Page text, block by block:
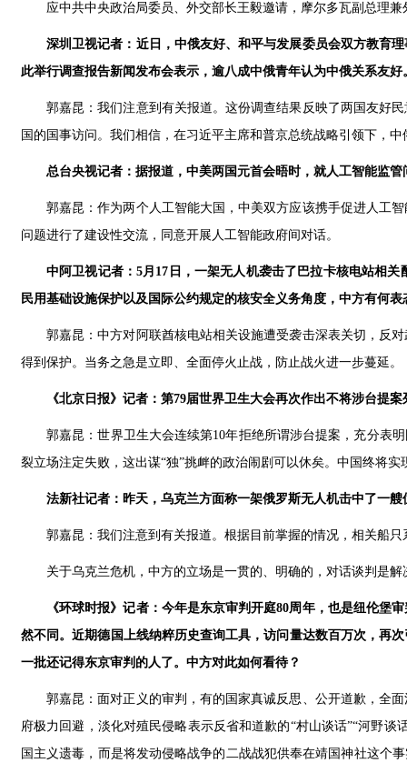
应中共中央政治局委员、外交部长王毅邀请，摩尔多瓦副总理
深圳卫视记者：近日，中俄友好、和平与发展委员会双方教育
此举行调查报告新闻发布会表示，逾八成中俄青年认为中俄关系友
郭嘉昆：我们注意到有关报道。这份调查结果反映了两国友好
国的国事访问。我们相信，在习近平主席和普京总统战略引领下，
总台央视记者：据报道，中美两国元首会晤时，就人工智能监
郭嘉昆：作为两个人工智能大国，中美双方应该携手促进人工
问题进行了建设性交流，同意开展人工智能政府间对话。
中阿卫视记者：5月17日，一架无人机袭击了巴拉卡核电站相
民用基础设施保护以及国际公约规定的核安全义务角度，中方有何
郭嘉昆：中方对阿联酋核电站相关设施遭受袭击深表关切，反
得到保护。当务之急是立即、全面停火止战，防止战火进一步蔓延。
《北京日报》记者：第79届世界卫生大会再次作出不将涉台提
郭嘉昆：世界卫生大会连续第10年拒绝所谓涉台提案，充分表
裂立场注定失败，这出谋“独”挑衅的政治闹剧可以休矣。中国终将
法新社记者：昨天，乌克兰方面称一架俄罗斯无人机击中了一
郭嘉昆：我们注意到有关报道。根据目前掌握的情况，相关船
关于乌克兰危机，中方的立场是一贯的、明确的，对话谈判是
《环球时报》记者：今年是东京审判开庭80周年，也是纽伦堡
然不同。近期德国上线纳粹历史查询工具，访问量达数百万次，再
一批还记得东京审判的人了。中方对此如何看待？
郭嘉昆：面对正义的审判，有的国家真诚反思、公开道歉，全
府极力回避，淡化对殖民侵略表示反省和道歉的“村山谈话”“河野
国主义遗毒，而是将发动侵略战争的二战战犯供奉在靖国神社这个